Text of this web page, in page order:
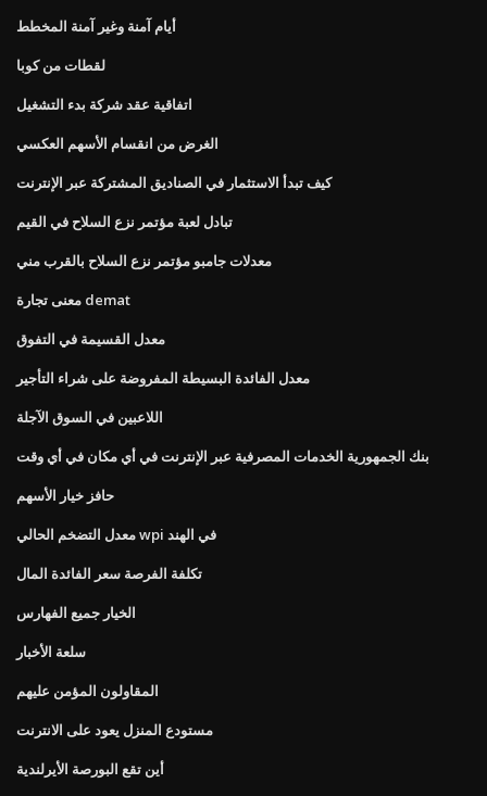
أيام آمنة وغير آمنة المخطط
لقطات من كوبا
اتفاقية عقد شركة بدء التشغيل
الغرض من انقسام الأسهم العكسي
كيف تبدأ الاستثمار في الصناديق المشتركة عبر الإنترنت
تبادل لعبة مؤتمر نزع السلاح في القيم
معدلات جامبو مؤتمر نزع السلاح بالقرب مني
معنى تجارة demat
معدل القسيمة في التفوق
معدل الفائدة البسيطة المفروضة على شراء التأجير
اللاعبين في السوق الآجلة
بنك الجمهورية الخدمات المصرفية عبر الإنترنت في أي مكان في أي وقت
حافز خيار الأسهم
معدل التضخم الحالي wpi في الهند
تكلفة الفرصة سعر الفائدة المال
الخيار جميع الفهارس
سلعة الأخبار
المقاولون المؤمن عليهم
مستودع المنزل يعود على الانترنت
أين تقع البورصة الأيرلندية